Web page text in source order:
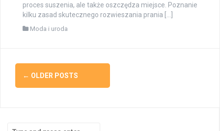
proces suszenia, ale także oszczędza miejsce. Poznanie
kilku zasad skutecznego rozwieszania prania […]
Moda i uroda
Posts
navigation
← OLDER POSTS